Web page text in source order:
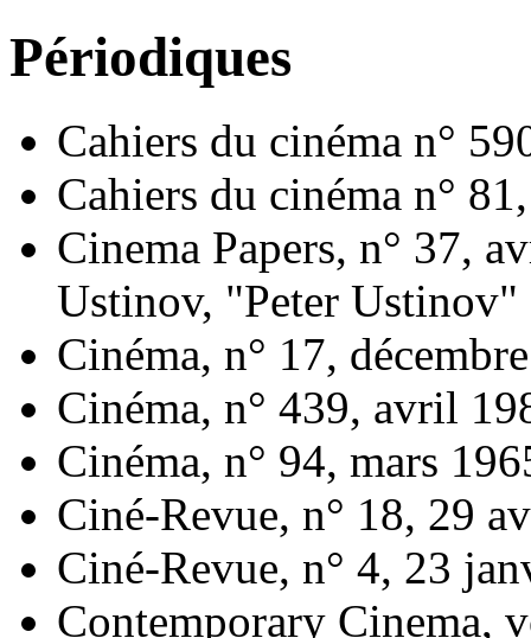
Périodiques
Cahiers du cinéma n°
Cahiers du cinéma n°
Cinema Papers, n° 37,
Ustinov, "Peter Ustinov"
Cinéma, n° 17,
Cinéma, n° 439, avril
Cinéma, n° 94, mars
Ciné-Revue, n° 18, 29
Ciné-Revue, n° 4, 23
Contemporary Cinema,